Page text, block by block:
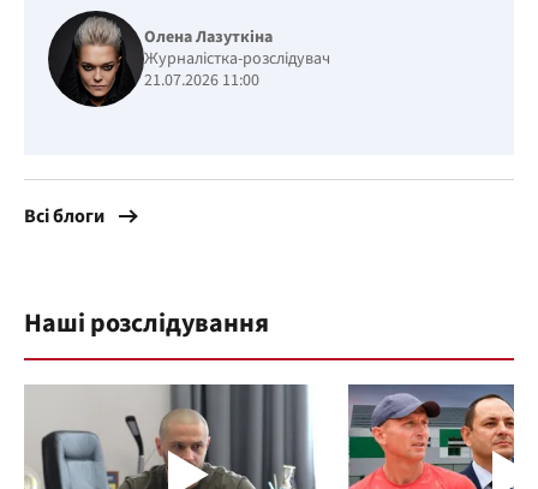
Олена Лазуткіна
Журналістка-розслідувач
21.07.2026 11:00
Всі блоги
Наші розслідування